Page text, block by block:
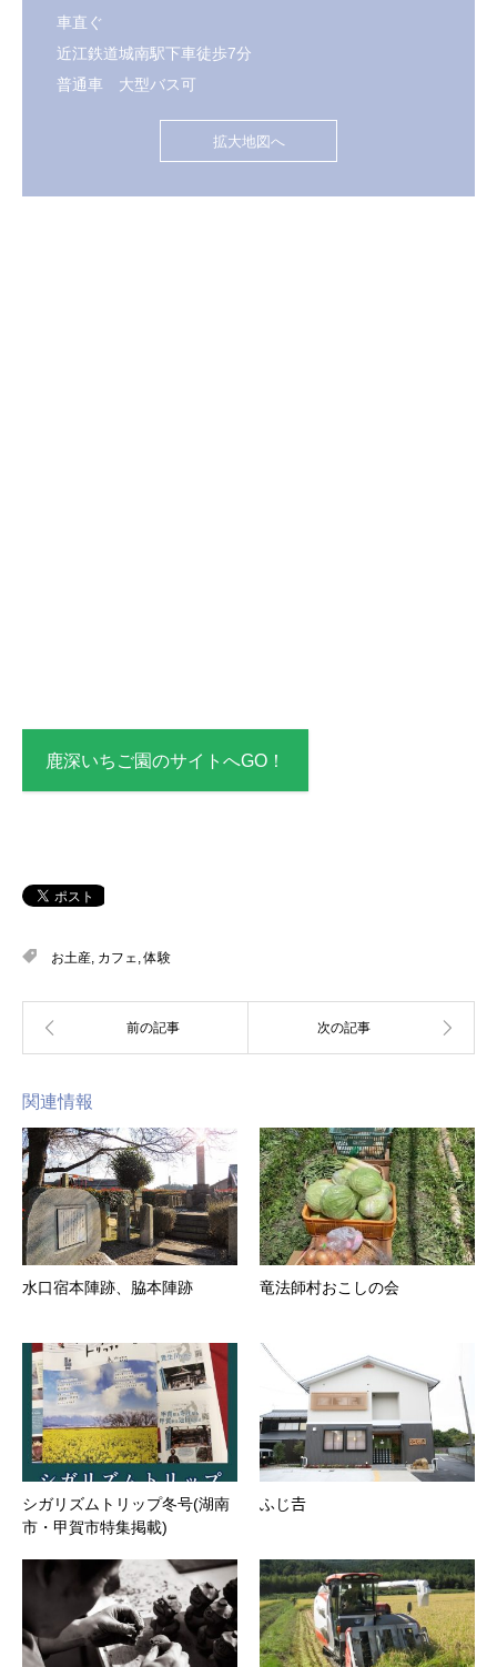
車直ぐ
近江鉄道城南駅下車徒歩7分
普通車 大型バス可
拡大地図へ
鹿深いちご園のサイトへGO！
お土産 カフェ ,体験
関連情報
水口宿本陣跡、脇本陣跡 竜法師村おこしの会
シガリズムトリップ冬号(湖南
市・甲賀市特集掲載)
ふじ𠮷